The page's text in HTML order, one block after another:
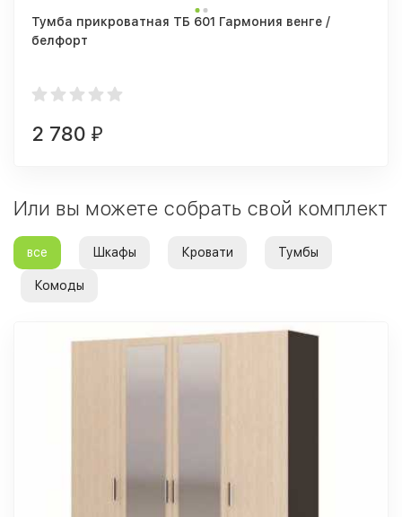
Тумба прикроватная ТБ 601 Гармония венге /
белфорт
2 780 ₽
Или вы можете собрать свой комплект
все Шкафы Кровати Тумбы
Комоды